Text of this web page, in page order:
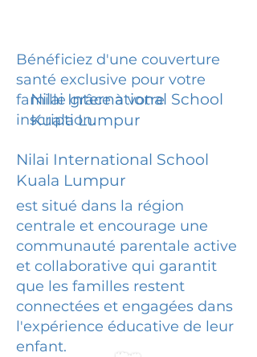
Bénéficiez d'une couverture
santé exclusive pour votre
famille grâce à votre
inscription.
Nilai International School
Kuala Lumpur
Nilai International School
Kuala Lumpur
est situé dans la région
centrale et encourage une
communauté parentale active
et collaborative qui garantit
que les familles restent
connectées et engagées dans
l'expérience éducative de leur
enfant.